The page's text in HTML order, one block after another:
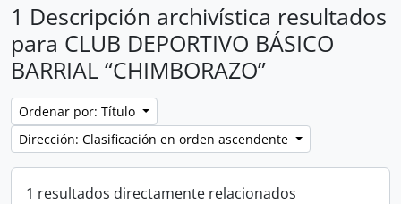
1 Descripción archivística resultados
para CLUB DEPORTIVO BÁSICO
BARRIAL “CHIMBORAZO”
Ordenar por: Título
Dirección: Clasificación en orden ascendente
1 resultados directamente relacionados